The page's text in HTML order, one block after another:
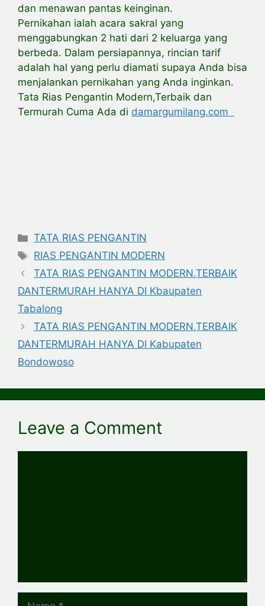
dan menawan pantas keinginan.
Pernikahan ialah acara sakral yang
menggabungkan 2 hati dari 2 keluarga yang
berbeda. Dalam persiapannya, rincian tarif
adalah hal yang perlu diamati supaya Anda bisa
menjalankan pernikahan yang Anda inginkan.
Tata Rias Pengantin Modern,Terbaik dan
Termurah Cuma Ada di damargumilang.com
Categories
TATA RIAS PENGANTIN
Tags
RIAS PENGANTIN MODERN
TATA RIAS PENGANTIN MODERN,TERBAIK
DANTERMURAH HANYA DI Kbaupaten
Tabalong
TATA RIAS PENGANTIN MODERN,TERBAIK
DANTERMURAH HANYA DI Kabupaten
Bondowoso
Leave a Comment
Name